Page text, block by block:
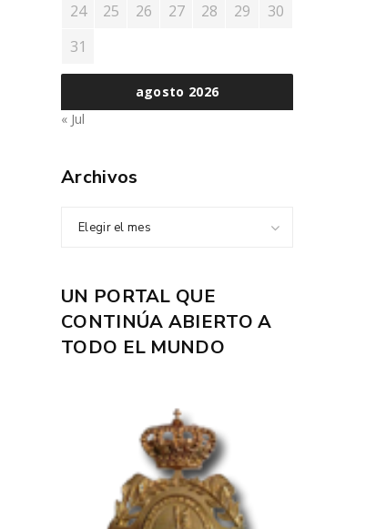
agosto 2026
24
25 26 27 28 29
30
31
« Jul
Archivos
Elegir el mes
UN PORTAL QUE
CONTINÚA ABIERTO A
TODO EL MUNDO